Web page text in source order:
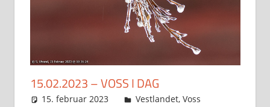
15.02.2023 – VOSS I DAG
15. februar 2023 Svein
Vestlandet, Voss